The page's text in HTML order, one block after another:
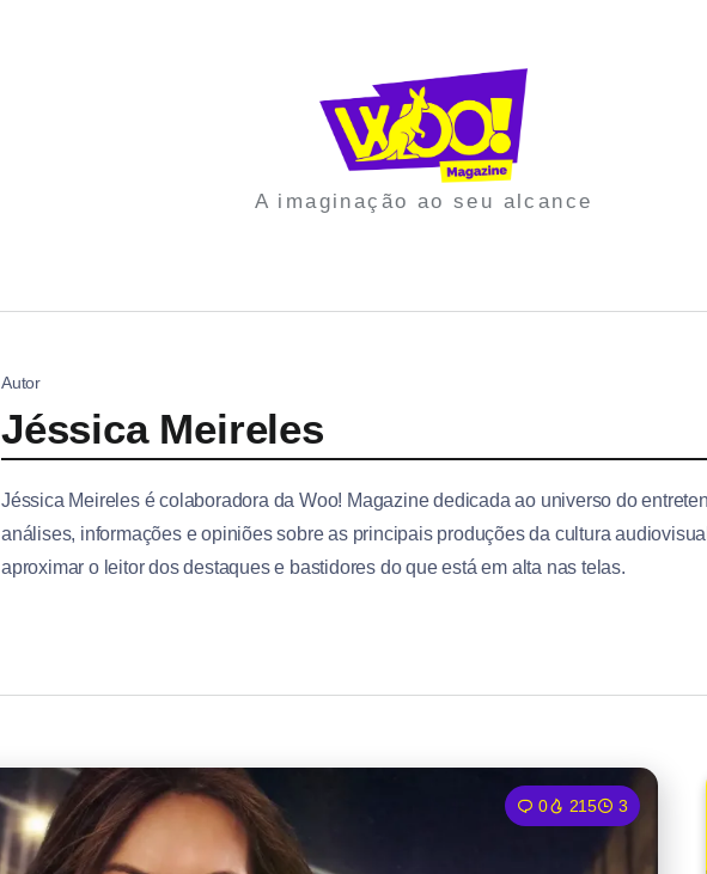
A imaginação ao seu alcance
Autor
Jéssica Meireles
Jéssica Meireles é colaboradora da Woo! Magazine dedicada ao universo do
análises, informações e opiniões sobre as principais produções da cultura
aproximar o leitor dos destaques e bastidores do que está em alta nas telas.
0 215 3